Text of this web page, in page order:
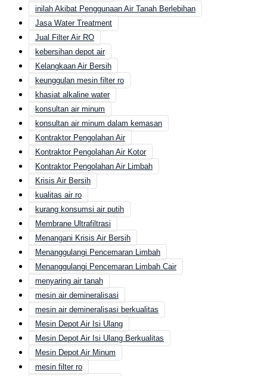
inilah Akibat Penggunaan Air Tanah Berlebihan
Jasa Water Treatment
Jual Filter Air RO
kebersihan depot air
Kelangkaan Air Bersih
keunggulan mesin filter ro
khasiat alkaline water
konsultan air minum
konsultan air minum dalam kemasan
Kontraktor Pengolahan Air
Kontraktor Pengolahan Air Kotor
Kontraktor Pengolahan Air Limbah
Krisis Air Bersih
kualitas air ro
kurang konsumsi air putih
Membrane Ultrafiltrasi
Menangani Krisis Air Bersih
Menanggulangi Pencemaran Limbah
Menanggulangi Pencemaran Limbah Cair
menyaring air tanah
mesin air demineralisasi
mesin air demineralisasi berkualitas
Mesin Depot Air Isi Ulang
Mesin Depot Air Isi Ulang Berkualitas
Mesin Depot Air Minum
mesin filter ro